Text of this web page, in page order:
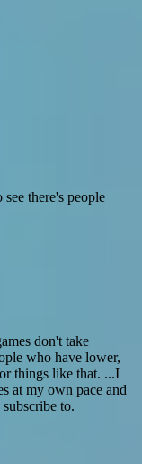
there's people
don't take
who have lower,
things like that. ...I
at my own pace and
to.